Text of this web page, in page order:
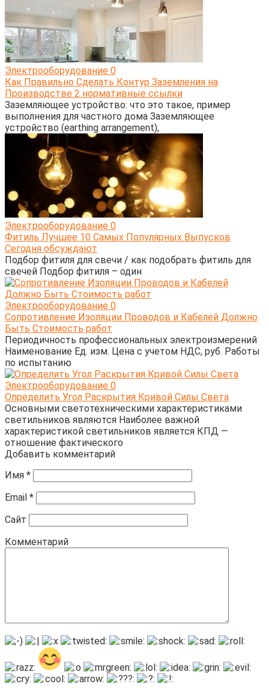
Электрооборудование 0
Как Правильно Сделать Контур Заземления на
Производстве 2 нормативные ссылки
Заземляющее устройство: что это такое, пример
выполнения для частного дома Заземляющее
устройство (earthing arrangement),
Электрооборудование 0
Фитиль Лучшее 10 Самых Популярных Выпусков
Сегодня обсуждают
Подбор фитиля для свечи / как подобрать фитиль для
свечей Подбор фитиля – один
Электрооборудование 0
Сопротивление Изоляции Проводов и Кабелей Должно
Быть Стоимость работ
Периодичность профессиональных электроизмерений
Наименование Ед. изм. Цена с учетом НДС, руб. Работы
по испытанию
Электрооборудование 0
Определить Угол Раскрытия Кривой Силы Света
Основными светотехническими характеристиками
светильников являются Наиболее важной
характеристикой светильников является КПД —
отношение фактического
Добавить комментарий
Имя *
Email *
Сайт
Комментарий